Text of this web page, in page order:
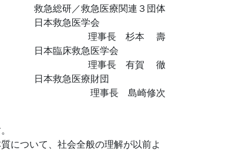
救急総研／救急医療関連３団体
日本救急医学会
理事長 杉本 壽
日本臨床救急医学会
理事長 有賀 徹
日本救急医療財団
理事長 島崎修次
について、社会全般の理解が以前よ